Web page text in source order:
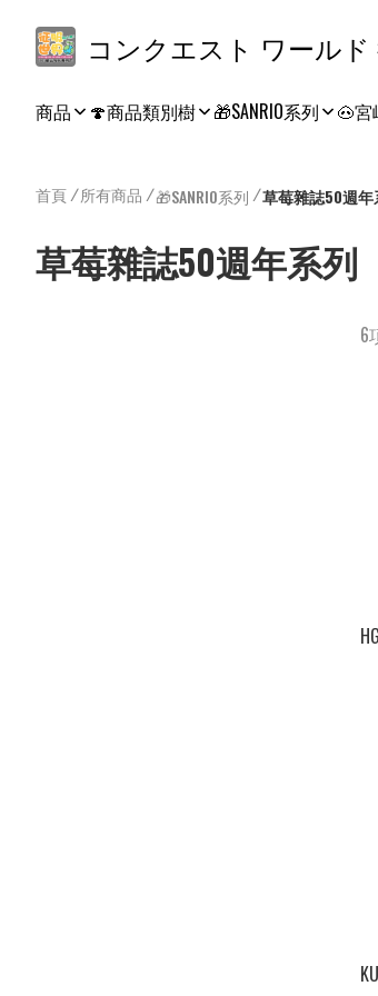
商品 🍄商品類別樹 🎁SANRIO系列 🐽宮
首頁/所有商品 /🎁SANRIO系列 /草莓雜誌50週年
草莓雜誌50週年系列
6